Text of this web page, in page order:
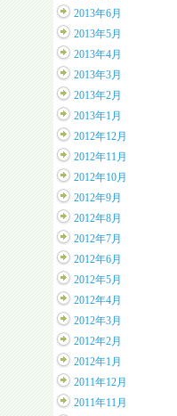
2013年6月
2013年5月
2013年4月
2013年3月
2013年2月
2013年1月
2012年12月
2012年11月
2012年10月
2012年9月
2012年8月
2012年7月
2012年6月
2012年5月
2012年4月
2012年3月
2012年2月
2012年1月
2011年12月
2011年11月